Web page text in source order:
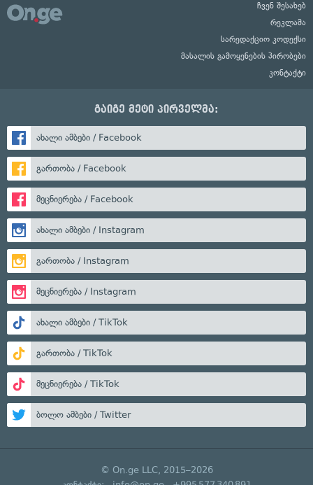
ჩვენ შესახებ
რეკლამა
სარედაქციო კოდექსი
მასალის გამოყენების პირობები
კონტაქტი
გაიგე მეტი პირველმა:
ახალი ამბები / Facebook
გართობა / Facebook
მეცნიერება / Facebook
ახალი ამბები / Instagram
გართობა / Instagram
მეცნიერება / Instagram
ახალი ამბები / TikTok
გართობა / TikTok
მეცნიერება / TikTok
ბოლო ამბები / Twitter
© On.ge LLC, 2015–2026